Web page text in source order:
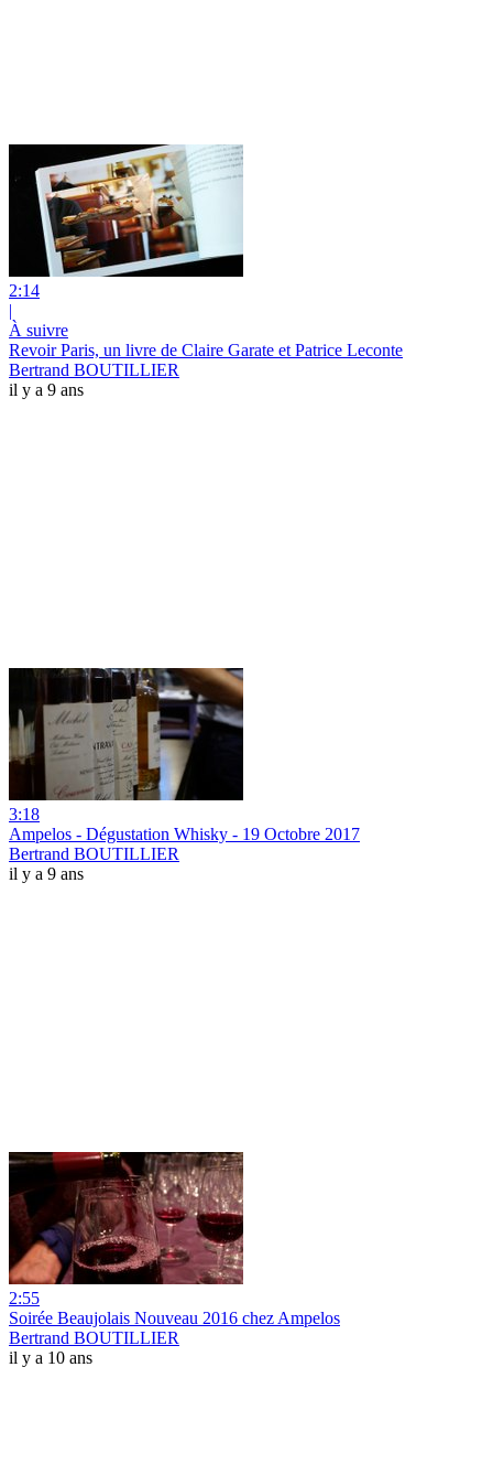
2:14
|
À suivre
Revoir Paris, un livre de Claire Garate et Patrice Leconte
Bertrand BOUTILLIER
il y a 9 ans
3:18
Ampelos - Dégustation Whisky - 19 Octobre 2017
Bertrand BOUTILLIER
il y a 9 ans
2:55
Soirée Beaujolais Nouveau 2016 chez Ampelos
Bertrand BOUTILLIER
il y a 10 ans